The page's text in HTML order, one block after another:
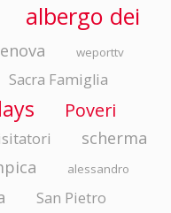
albergo dei
weporttv
Sacra Famiglia
Poveri
scherma
alessandro
San Pietro